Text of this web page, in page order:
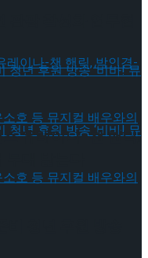
청년 후원 방송
광 활성화 업무협
유레이나-챈 핸릭,
대 밟는다